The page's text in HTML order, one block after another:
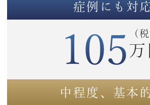
症例にも対
105 (
万
中程度、基本